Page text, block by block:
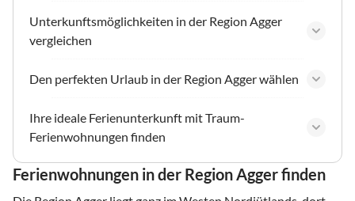
Unterkunftsmöglichkeiten in der Region Agger
vergleichen
Den perfekten Urlaub in der Region Agger wählen
Ihre ideale Ferienunterkunft mit Traum-
Ferienwohnungen finden
Ferienwohnungen in der Region Agger finden